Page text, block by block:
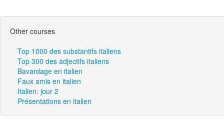
Other courses
Top 1000 des substantifs italiens
Top 300 des adjectifs italiens
Bavardage en italien
Faux amis en italien
Italien: jour 2
Présentations en italien